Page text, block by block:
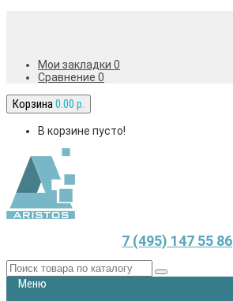
Мои закладки 0
Сравнение 0
Корзина0.00 р.
В корзине пусто!
7 (495) 147 55 86
Меню